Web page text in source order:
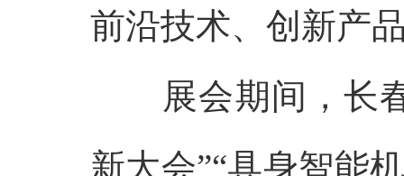
前沿技术、创新产
展会期间，长
新大会”“具身智能